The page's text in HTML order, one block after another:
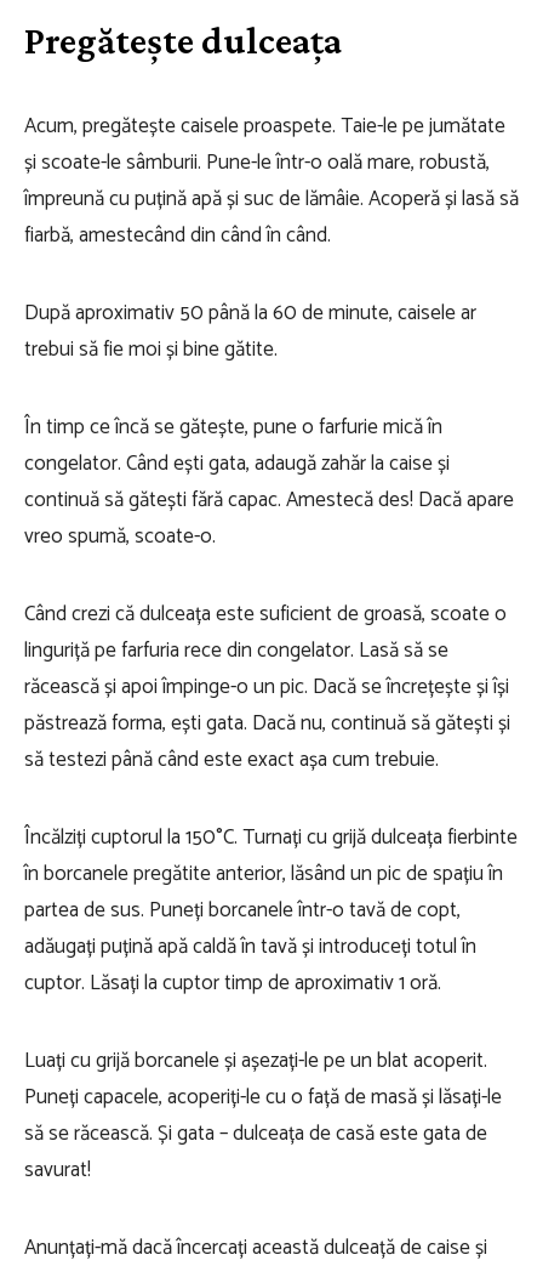
Pregătește dulceața
Acum, pregătește caisele proaspete. Taie-le pe jumătate
și scoate-le sâmburii. Pune-le într-o oală mare, robustă,
împreună cu puțină apă și suc de lămâie. Acoperă și lasă să
fiarbă, amestecând din când în când.
După aproximativ 50 până la 60 de minute, caisele ar
trebui să fie moi și bine gătite.
În timp ce încă se gătește, pune o farfurie mică în
congelator. Când ești gata, adaugă zahăr la caise și
continuă să gătești fără capac. Amestecă des! Dacă apare
vreo spumă, scoate-o.
Când crezi că dulceața este suficient de groasă, scoate o
linguriță pe farfuria rece din congelator. Lasă să se
răcească și apoi împinge-o un pic. Dacă se încrețește și își
păstrează forma, ești gata. Dacă nu, continuă să gătești și
să testezi până când este exact așa cum trebuie.
Încălziți cuptorul la 150°C. Turnați cu grijă dulceața fierbinte
în borcanele pregătite anterior, lăsând un pic de spațiu în
partea de sus. Puneți borcanele într-o tavă de copt,
adăugați puțină apă caldă în tavă și introduceți totul în
cuptor. Lăsați la cuptor timp de aproximativ 1 oră.
Luați cu grijă borcanele și așezați-le pe un blat acoperit.
Puneți capacele, acoperiți-le cu o față de masă și lăsați-le
să se răcească. Și gata – dulceața de casă este gata de
savurat!
Anunțați-mă dacă încercați această dulceață de caise și